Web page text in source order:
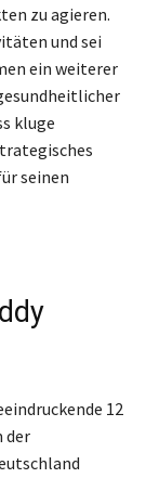
zu agieren.
und sei
ein weiterer
kluge
seinen
12
der